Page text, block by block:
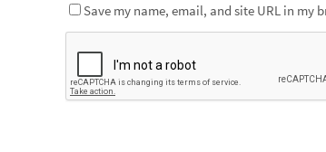
Save my name, email, and site URL in my